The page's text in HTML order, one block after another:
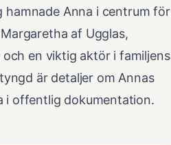
Anna i centrum för
af Ugglas,
en viktig aktör i familjens
är detaljer om Annas
i offentlig dokumentation.